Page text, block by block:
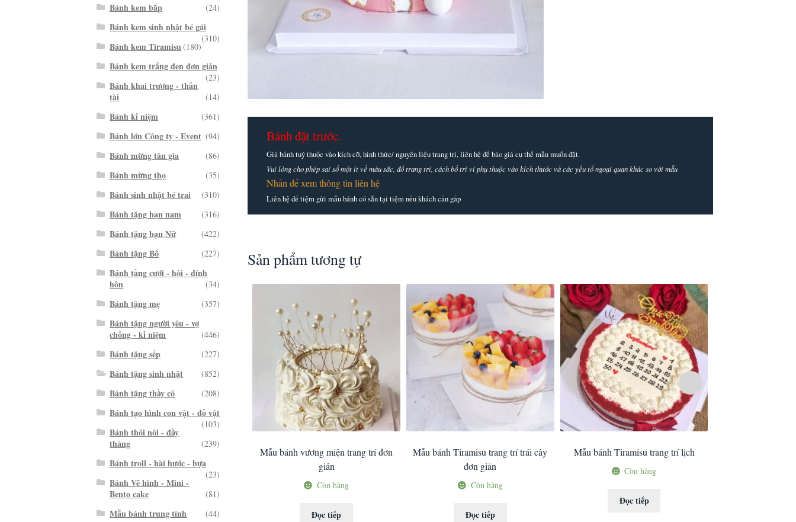
Bánh đặt trước.
Giá bánh tuỳ thuộc vào kích cỡ, hình thức/ nguyên liệu trang trí, liên hệ để báo giá cụ thể mẫu muốn đặt.
Vui lòng cho phép sai số một ít về màu sắc, đồ trang trí, cách bố trí vì phụ thuộc vào kích thước và các yếu tố ngoại quan khác so với mẫu
Nhấn để xem thông tin liên hệ
Liên hệ để tiệm gửi mẫu bánh có sẵn tại tiệm nếu khách cần gấp
Sản phẩm tương tự
Mẫu bánh vương miện trang trí đơn
giản
Còn hàng
Đọc tiếp
Mẫu bánh Tiramisu trang trí trái cây
đơn giản
Còn hàng
Đọc tiếp
Mẫu bánh Tiramisu trang trí lịch
Còn hàng
Đọc tiếp
Bánh kem bắp (24)
Bánh kem sinh nhật bé gái
(310)
Bánh kem Tiramisu(180)
Bánh kem trắng đen đơn giản
(23)
Bánh khai trương - thần
tài
(14)
Bánh kỉ niệm (361)
Bánh lớn Công ty - Event (94)
Bánh mừng tân gia (86)
Bánh mừng thọ (35)
Bánh sinh nhật bé trai (310)
Bánh tặng bạn nam (316)
Bánh tặng bạn Nữ (422)
Bánh tặng Bố (227)
Bánh tầng cưới - hỏi - đính
hôn
(34)
Bánh tặng mẹ (357)
Bánh tặng người yêu - vợ
chồng - kỉ niệm
(446)
Bánh tặng sếp (227)
Bánh tặng sinh nhật (852)
Bánh tặng thầy cô (208)
Bánh tạo hình con vật - đồ vật
(103)
Bánh thôi nôi - đầy
tháng
(239)
Bánh troll - hài hước - bựa
(23)
Bánh Vẽ hình - Mini -
Bento cake
(81)
Mẫu bánh trung tính (44)